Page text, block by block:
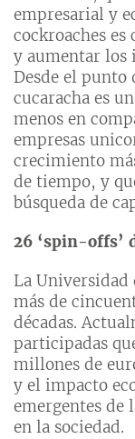
empresarial y
cockroaches es
y aumentar los
Desde el punto
cucaracha es
menos en
empresas
crecimiento
de tiempo, y
búsqueda de
26 ‘spin-offs’
La Universidad
más de
décadas.
participadas
millones de
y el impacto
emergentes de
en la sociedad.